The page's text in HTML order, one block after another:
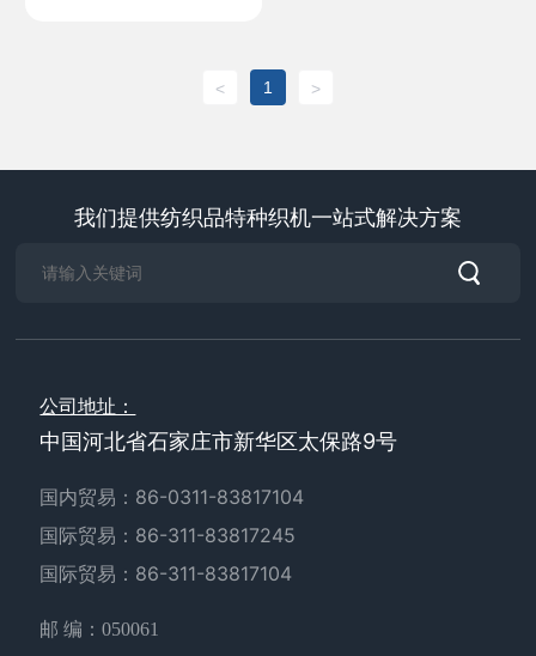
< 1 >
我们提供纺织品特种织机一站式解决方案
公司地址：
中国河北省石家庄市新华区太保路9号
国内贸易： 86-0311-83817104
国际贸易： 86-311-83817245
国际贸易： 86-311-83817104
邮 编：050061